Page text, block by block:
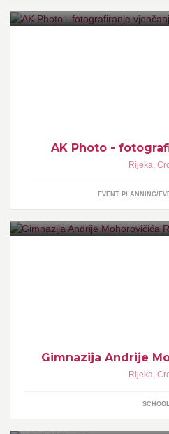
AK Photo -
Rijeka,
EVENT PLANNING/
Gimnazija Andrije
Rijeka,
SCHOOL